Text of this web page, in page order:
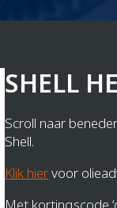
SHELL
Scroll naar
Shell.
Klik hiervoor